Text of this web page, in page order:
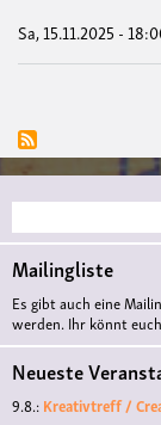
Sa, 15.11.2025 -
Suche
Mailingliste
Es gibt auch eine
werden. Ihr könnt euch
Neueste
9.8.:Kreativtreff /